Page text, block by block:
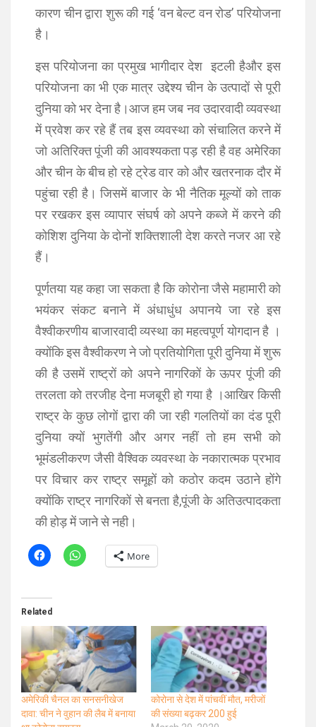
कारण चीन द्वारा शुरू की गई ‘वन बेल्ट वन रोड’ परियोजना
है।
इस परियोजना का प्रमुख भागीदार देश इटली हैऔर इस
परियोजना का भी एक मात्र उद्देश्य चीन के उत्पादों से पूरी
दुनिया को भर देना है।आज हम जब नव उदारवादी व्यवस्था
में प्रवेश कर रहे हैं तब इस व्यवस्था को संचालित करने में
जो अतिरिक्त पूंजी की आवश्यकता पड़ रही है वह अमेरिका
और चीन के बीच हो रहे ट्रेड वार को और खतरनाक दौर में
पहुंचा रही है। जिसमें बाजार के भी नैतिक मूल्यों को ताक
पर रखकर इस व्यापार संघर्ष को अपने कब्जे में करने की
कोशिश दुनिया के दोनों शक्तिशाली देश करते नजर आ रहे
हैं।
पूर्णतया यह कहा जा सकता है कि कोरोना जैसे महामारी को
भयंकर संकट बनाने में अंधाधुंध अपानये जा रहे इस
वैश्वीकरणीय बाजारवादी व्यस्था का महत्वपूर्ण योगदान है ।
क्योंकि इस वैश्वीकरण ने जो प्रतियोगिता पूरी दुनिया में शुरू
की है उसमें राष्ट्रों को अपने नागरिकों के ऊपर पूंजी की
तरलता को तरजीह देना मजबूरी हो गया है ।आखिर किसी
राष्ट्र के कुछ लोगों द्वारा की जा रही गलतियों का दंड पूरी
दुनिया क्यों भुगतेंगी और अगर नहीं तो हम सभी को
भूमंडलीकरण जैसी वैश्विक व्यवस्था के नकारात्मक प्रभाव
पर विचार कर राष्ट्र समूहों को कठोर कदम उठाने होंगे
क्योंकि राष्ट्र नागरिकों से बनता है,पूंजी के अतिउत्पादकता
की होड़ में जाने से नही।
More
Related
अमेरिकी चैनल का सनसनीखेज
दावा: चीन ने वुहान की लैब में बनाया
कोरोना से देश में पांचवीं मौत, मरीजों
की संख्या बढ़कर 200 हुई